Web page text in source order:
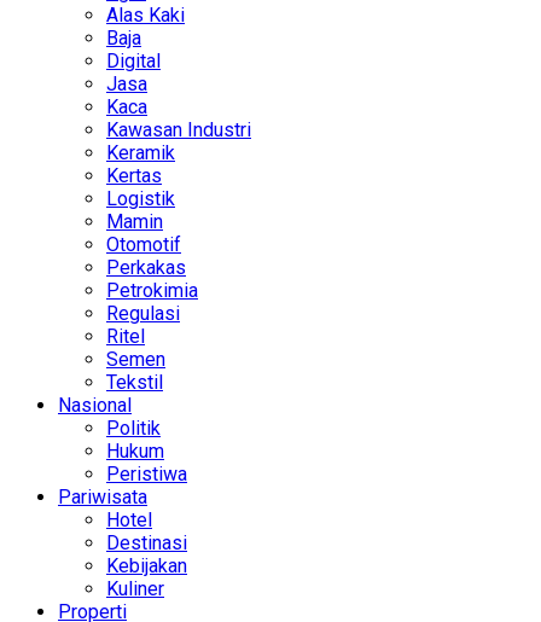
Alas Kaki
Baja
Digital
Jasa
Kaca
Kawasan Industri
Keramik
Kertas
Logistik
Mamin
Otomotif
Perkakas
Petrokimia
Regulasi
Ritel
Semen
Tekstil
Nasional
Politik
Hukum
Peristiwa
Pariwisata
Hotel
Destinasi
Kebijakan
Kuliner
Properti